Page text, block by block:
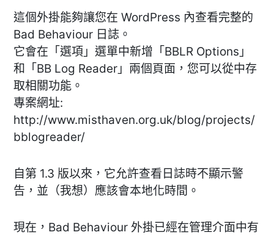
這個外掛能夠讓您在 WordPress 內查看完整的
Bad Behaviour 日誌。
它會在「選項」選單中新增「BBLR Options」
和「BB Log Reader」兩個頁面，您可以從中存
取相關功能。
專案網址:
http://www.misthaven.org.uk/blog/projects/
bblogreader/
自第 1.3 版以來，它允許查看日誌時不顯示警
告，並（我想）應該會本地化時間。
現在，Bad Behaviour 外掛已經在管理介面中有